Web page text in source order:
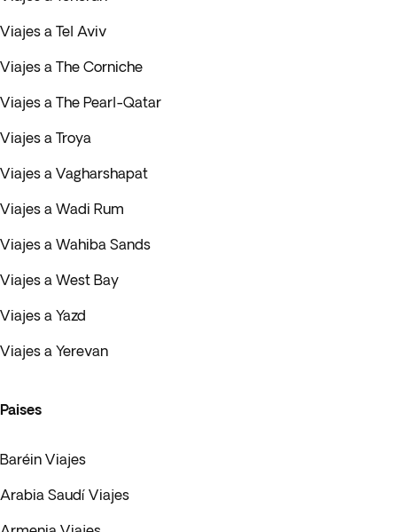
Viajes a Tel Aviv
Viajes a The Corniche
Viajes a The Pearl-Qatar
Viajes a Troya
Viajes a Vagharshapat
Viajes a Wadi Rum
Viajes a Wahiba Sands
Viajes a West Bay
Viajes a Yazd
Viajes a Yerevan
Paises
Baréin Viajes
Arabia Saudí Viajes